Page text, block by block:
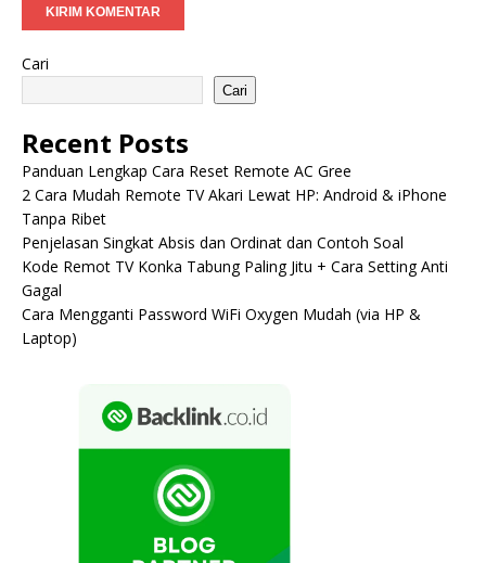
Cari
Cari
Recent Posts
Panduan Lengkap Cara Reset Remote AC Gree
2 Cara Mudah Remote TV Akari Lewat HP: Android & iPhone
Tanpa Ribet
Penjelasan Singkat Absis dan Ordinat dan Contoh Soal
Kode Remot TV Konka Tabung Paling Jitu + Cara Setting Anti
Gagal
Cara Mengganti Password WiFi Oxygen Mudah (via HP &
Laptop)